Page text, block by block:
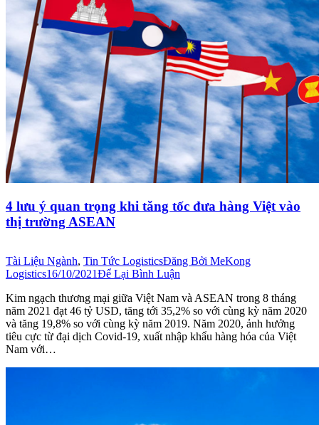
4 lưu ý quan trọng khi tăng tốc đưa hàng Việt vào
thị trường ASEAN
Tài Liệu Ngành, Tin Tức LogisticsĐăng Bởi MeKong
Logistics16/10/2021Để Lại Bình Luận
Kim ngạch thương mại giữa Việt Nam và ASEAN trong 8 tháng
năm 2021 đạt 46 tỷ USD, tăng tới 35,2% so với cùng kỳ năm 2020
và tăng 19,8% so với cùng kỳ năm 2019. Năm 2020, ảnh hưởng
tiêu cực từ đại dịch Covid-19, xuất nhập khẩu hàng hóa của Việt
Nam với…